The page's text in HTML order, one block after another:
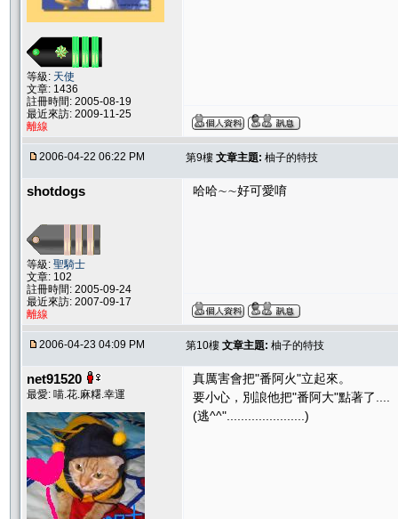
等級: 天使
文章: 1436
註冊時間: 2005-08-19
最近來訪: 2009-11-25
離線
2006-04-22 06:22 PM 第9樓 文章主題: 柚子的特技
shotdogs
等級: 聖騎士
文章: 102
註冊時間: 2005-09-24
最近來訪: 2007-09-17
離線
哈哈∼∼好可愛唷
2006-04-23 04:09 PM 第10樓 文章主題: 柚子的特技
net91520
最愛: 喵.花.麻糬.幸運
真厲害會把"番阿火"立起來。
要小心，別誏他把"番阿大"點著了....
(逃^^"......................)